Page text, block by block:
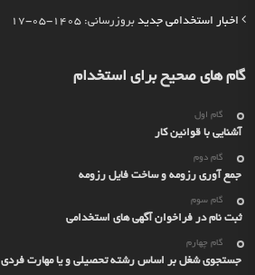
اخبار استخدامی جدید بروزرسانی: 1405-05-17
گام های صحیح برای استخدام
گام اول
آشنایی با قوانین کار
گام دوم
جمع آوری رزومه و ساخت فایل رزومه
گام سوم
ثبت نام در فراخوان آگهی های استخدامی
گام چهارم
جستجوی شغل بر اساس رشته تحصیلی و یا مهارت فردی